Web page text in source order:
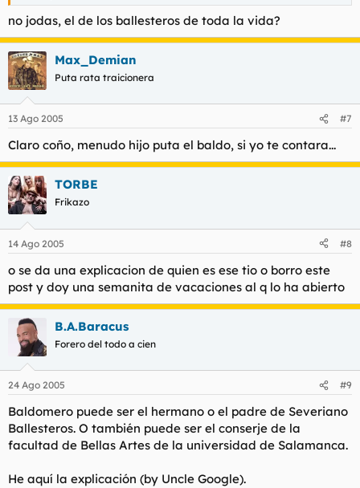
no jodas, el de los ballesteros de toda la vida?
Max_Demian
Puta rata traicionera
13 Ago 2005 #7
Claro coño, menudo hijo puta el baldo, si yo te contara...
TORBE
Frikazo
14 Ago 2005 #8
o se da una explicacion de quien es ese tio o borro este
post y doy una semanita de vacaciones al q lo ha abierto
B.A.Baracus
Forero del todo a cien
24 Ago 2005 #9
Baldomero puede ser el hermano o el padre de Severiano
Ballesteros. O también puede ser el conserje de la
facultad de Bellas Artes de la universidad de Salamanca.
He aquí la explicación (by Uncle Google).